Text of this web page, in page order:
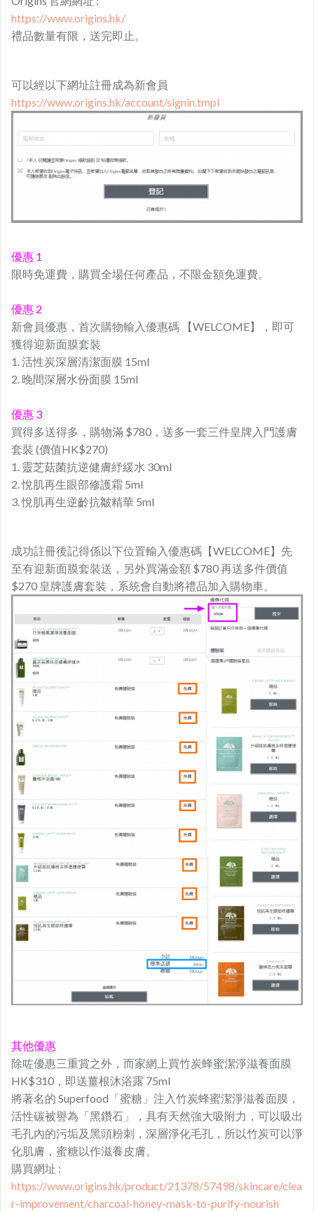
https://www.origins.hk/
禮品數量有限，送完即止。
可以經以下網址註冊成為新會員
https://www.origins.hk/account/signin.tmpl
優惠 1
限時免運費，購買全場任何產品，不限金額免運費。
優惠 2
新會員優惠，首次購物輸入優惠碼 【WELCOME】，即可
獲得迎新面膜套裝
1. 活性炭深層清潔面膜 15ml
2. 晚間深層水份面膜 15ml
優惠 3
買得多送得多，購物滿 $780，送多一套三件皇牌入門護膚
套裝 (價值HK$270)
1. 靈芝菇菌抗逆健膚紓緩水 30ml
2. 悅肌再生眼部修護霜 5ml
3. 悅肌再生逆齡抗皺精華 5ml
成功註冊後記得係以下位置輸入優惠碼【WELCOME】先
至有迎新面膜套裝送，另外買滿金額 $780 再送多件價值
$270 皇牌護膚套裝，系統會自動將禮品加入購物車。
其他優惠
除咗優惠三重賞之外，而家網上買竹炭蜂蜜潔淨滋養面膜
HK$310，即送薑根沐浴露 75ml
將著名的 Superfood「蜜糖」注入竹炭蜂蜜潔淨滋養面膜，
活性碳被譽為「黑鑽石」，具有天然強大吸附力，可以吸出
毛孔內的污垢及黑頭粉刺，深層淨化毛孔，所以竹炭可以淨
化肌膚，蜜糖以作滋養皮膚。
購買網址 :
https://www.origins.hk/product/21378/57498/skincare/clea
r-improvement/charcoal-honey-mask-to-purify-nourish